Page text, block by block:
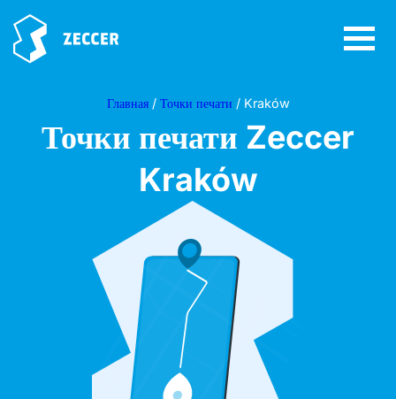
Главная/ Точки печати / Kraków
Точки печати Zeccer
Kraków